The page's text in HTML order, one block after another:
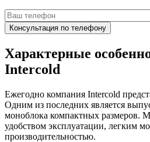
Характерные
Intercold
Ежегодно компания Intercold
Одним из последних является
моноблока компактных размеров.
удобством эксплуатации, легким
производительностью.